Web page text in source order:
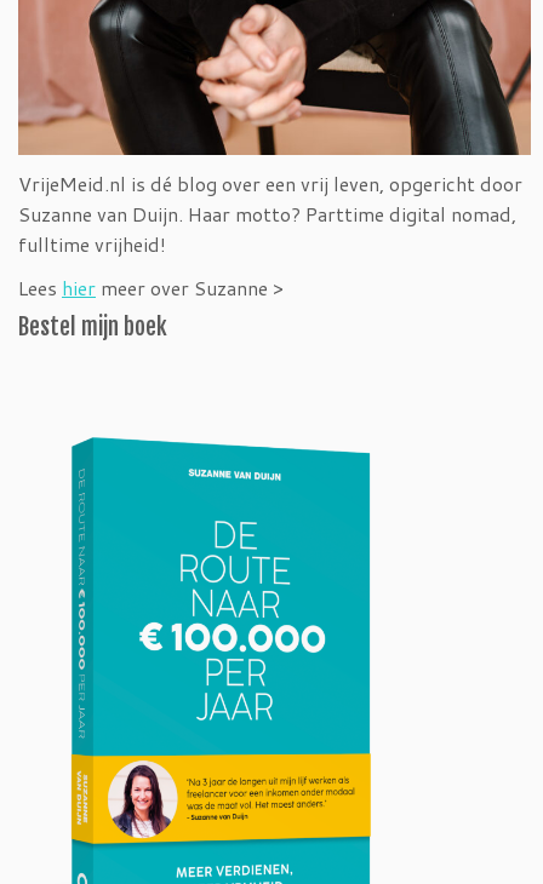
VrijeMeid.nl is dé blog over een vrij leven, opgericht door
Suzanne van Duijn. Haar motto? Parttime digital nomad,
fulltime vrijheid!
Lees hier meer over Suzanne >
Bestel mijn boek